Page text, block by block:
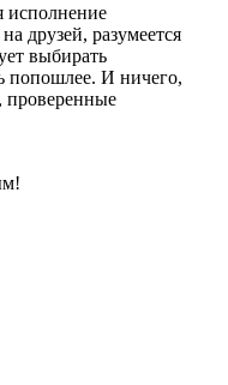
исполнение
друзей, разумеется
выбирать
попошлее. И ничего,
проверенные